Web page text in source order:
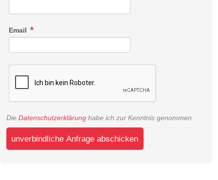
Email
Die Datenschutzerklärung habe ich zur Kenntnis genommen.
unverbindliche Anfrage abschicken